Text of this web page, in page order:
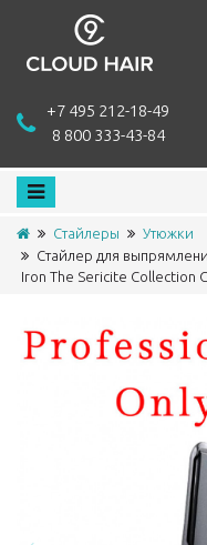
+7 495 212-18-49
8 800 333-43-84
Стайлеры
Утюжки
Стайлер для
Iron The Sericite Collection